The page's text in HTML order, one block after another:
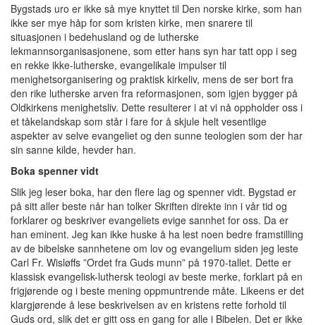
Bygstads uro er ikke så mye knyttet til Den norske kirke, som han
ikke ser mye håp for som kristen kirke, men snarere til
situasjonen i bedehusland og de lutherske
lekmannsorganisasjonene, som etter hans syn har tatt opp i seg
en rekke ikke-lutherske, evangelikale impulser til
menighetsorganisering og praktisk kirkeliv, mens de ser bort fra
den rike lutherske arven fra reformasjonen, som igjen bygger på
Oldkirkens menighetsliv. Dette resulterer i at vi nå oppholder oss i
et tåkelandskap som står i fare for å skjule helt vesentlige
aspekter av selve evangeliet og den sunne teologien som der har
sin sanne kilde, hevder han.
Boka spenner vidt
Slik jeg leser boka, har den flere lag og spenner vidt. Bygstad er
på sitt aller beste når han tolker Skriften direkte inn i vår tid og
forklarer og beskriver evangeliets evige sannhet for oss. Da er
han eminent. Jeg kan ikke huske å ha lest noen bedre framstilling
av de bibelske sannhetene om lov og evangelium siden jeg leste
Carl Fr. Wisløffs ”Ordet fra Guds munn” på 1970-tallet. Dette er
klassisk evangelisk-luthersk teologi av beste merke, forklart på en
frigjørende og i beste mening oppmuntrende måte. Likeens er det
klargjørende å lese beskrivelsen av en kristens rette forhold til
Guds ord, slik det er gitt oss en gang for alle i Bibelen. Det er ikke